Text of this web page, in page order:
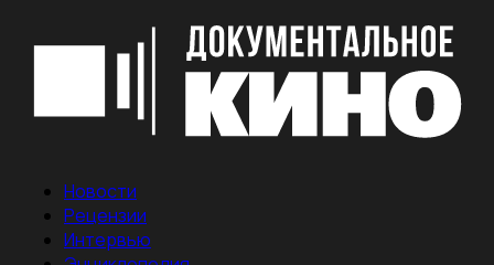
Новости
Рецензии
Интервью